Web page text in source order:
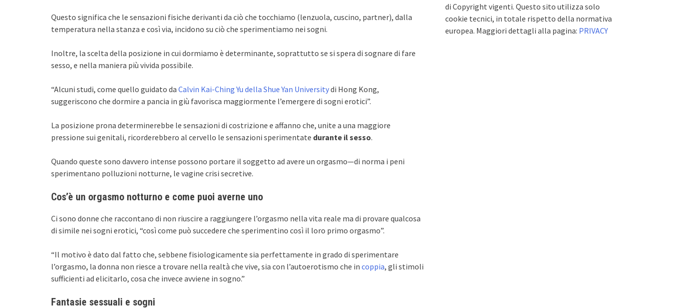
Questo significa che le sensazioni fisiche derivanti da ciò che tocchiamo (lenzuola, cuscino, partner), dalla
temperatura nella stanza e così via, incidono su ciò che sperimentiamo nei sogni.
Inoltre, la scelta della posizione in cui dormiamo è determinante, soprattutto se si spera di sognare di fare
sesso, e nella maniera più vivida possibile.
“Alcuni studi, come quello guidato da Calvin Kai-Ching Yu della Shue Yan Universitydi Hong Kong,
suggeriscono che dormire a pancia in giù favorisca maggiormente l’emergere di sogni erotici”.
La posizione prona determinerebbe le sensazioni di costrizione e affanno che, unite a una maggiore
pressione sui genitali, ricorderebbero al cervello le sensazioni sperimentate durante il sesso.
Quando queste sono davvero intense possono portare il soggetto ad avere un orgasmo—di norma i peni
sperimentano polluzioni notturne, le vagine crisi secretive.
Cos’è un orgasmo notturno e come puoi averne uno
Ci sono donne che raccontano di non riuscire a raggiungere l’orgasmo nella vita reale ma di provare qualcosa
di simile nei sogni erotici, “così come può succedere che sperimentino così il loro primo orgasmo”.
“Il motivo è dato dal fatto che, sebbene fisiologicamente sia perfettamente in grado di sperimentare
l’orgasmo, la donna non riesce a trovare nella realtà che vive, sia con l’autoerotismo che in coppia, gli stimoli
sufficienti ad elicitarlo, cosa che invece avviene in sogno.”
Fantasie sessuali e sogni
di Copyright vigenti. Questo sito utilizza solo
cookie tecnici, in totale rispetto della normativa
europea. Maggiori dettagli alla pagina: PRIVACY